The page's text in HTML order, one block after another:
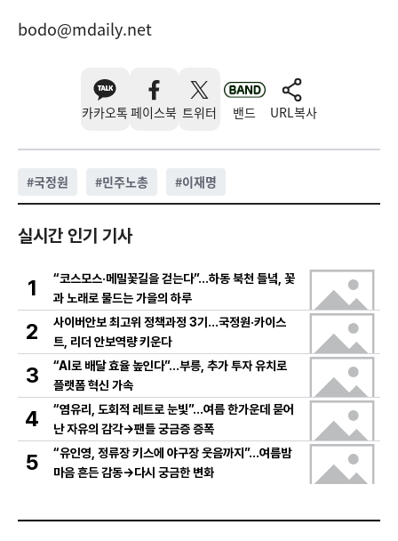
bodo@mdaily.net
카카오톡 페이스북 트위터 밴드 URL복사
#국정원 #민주노총 #이재명
실시간 인기 기사
1
“코스모스·메밀꽃길을 걷는다”…하동 북천 들녘, 꽃
과 노래로 물드는 가을의 하루
2
사이버안보 최고위 정책과정 3기…국정원·카이스
트, 리더 안보역량 키운다
3
“AI로 배달 효율 높인다”…부릉, 추가 투자 유치로
플랫폼 혁신 가속
4
“염유리, 도회적 레트로 눈빛”…여름 한가운데 묻어
난 자유의 감각→팬들 궁금증 증폭
5
“유인영, 정류장 키스에 야구장 웃음까지”…여름밤
마음 흔든 감동→다시 궁금한 변화